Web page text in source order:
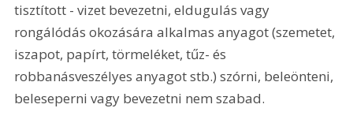
tisztított - vizet bevezetni, eldugulás vagy
rongálódás okozására alkalmas anyagot (szemetet,
iszapot, papírt, törmeléket, tűz- és
robbanásveszélyes anyagot stb.) szórni, beleönteni,
beleseperni vagy bevezetni nem szabad.